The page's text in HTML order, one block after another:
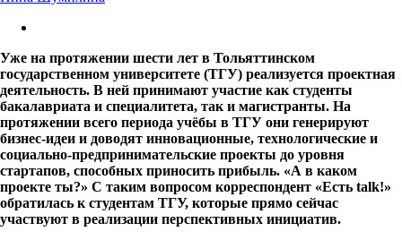
Уже на протяжении шести лет в Тольяттинском
государственном университете (ТГУ) реализуется проектная
деятельность. В ней принимают участие как студенты
бакалавриата и специалитета, так и магистранты. На
протяжении всего периода учёбы в ТГУ они генерируют
бизнес-идеи и доводят инновационные, технологические и
социально-предпринимательские проекты до уровня
стартапов, способных приносить прибыль. «А в каком
проекте ты?» С таким вопросом корреспондент «Есть talk!»
обратилась к студентам ТГУ, которые прямо сейчас
участвуют в реализации перспективных инициатив.